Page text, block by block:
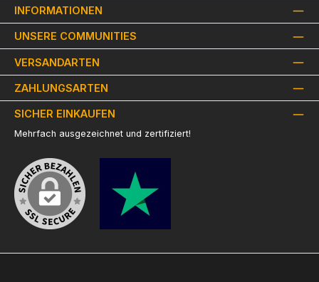
INFORMATIONEN
UNSERE COMMUNITIES
VERSANDARTEN
ZAHLUNGSARTEN
SICHER EINKAUFEN
Mehrfach ausgezeichnet und zertifiziert!